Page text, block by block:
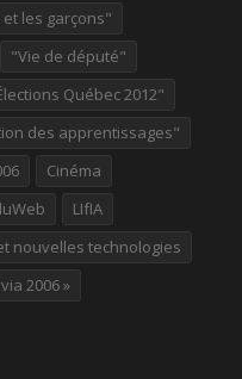
les garçons"
"Vie de député"
Québec 2012"
des apprentissages"
Cinéma
LIfIA
nouvelles technologies
2006 »